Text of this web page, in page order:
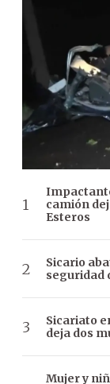
camión
Esteros
Sicario
seguridad
Sicariato
deja dos
Mujer y